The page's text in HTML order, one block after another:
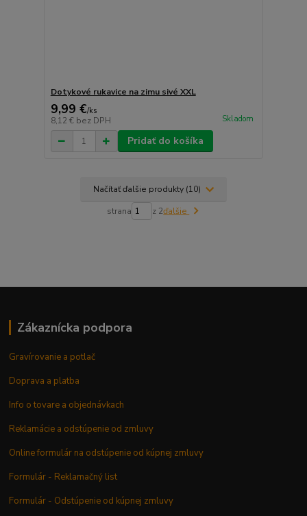
Dotykové rukavice na zimu sivé XXL
9,99 €/ks
8,12 € bez DPH Skladom
Pridať do košíka
Načítať ďalšie produkty (10)
strana z 2ďalšie
Zákaznícka podpora
Gravírovanie a potlač
Doprava a platba
Info o tovare a objednávkach
Reklamácie a odstúpenie od zmluvy
Online formulár na odstúpenie od kúpnej zmluvy
Formulár - Reklamačný list
Formulár - Odstúpenie od kúpnej zmluvy